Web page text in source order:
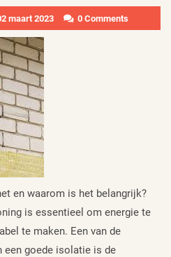
maart 2023 0 Comments
en waarom is het belangrijk?
is essentieel om energie te
te maken. Een van de
een goede isolatie is de